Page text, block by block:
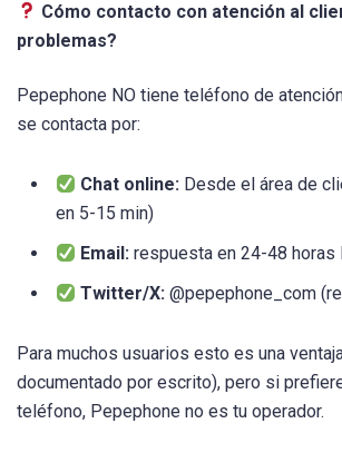
Cómo contacto con atención al
problemas?
Pepephone NO tiene teléfono de
se contacta por:
Chat online: Desde el área de
en 5-15 min)
Email: respuesta en 24-48 horas
Twitter/X: @pepephone_com
Para muchos usuarios esto es una
documentado por escrito), pero si
teléfono, Pepephone no es tu operador.